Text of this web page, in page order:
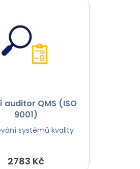
auditor QMS (ISO
9001)
systémů kvality
2783 Kč